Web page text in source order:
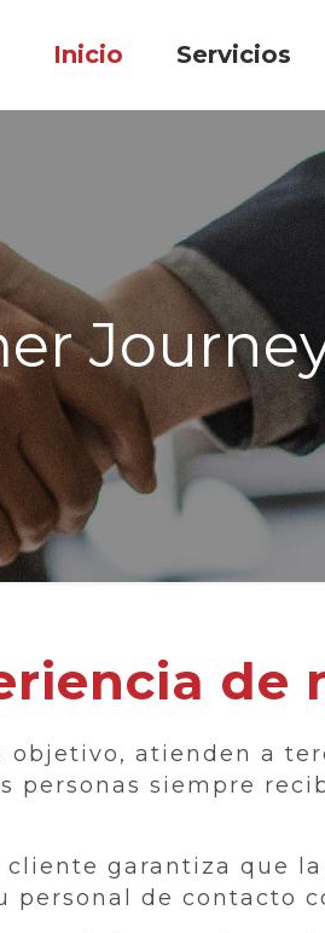
Inicio Servicios
de
objetivo, atienden a
personas siempre
garantiza que
personal de contacto